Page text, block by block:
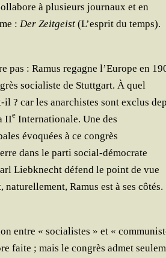
à plu­sieurs jour­naux et en
: Der Zeit­geist (L’esprit du temps).
pas : Ramus regagne l’Europe en
socia­liste de Stutt­gart. À quel
? car les anar­chistes sont exclus
IIe Inter­na­tio­nale. Une des
évo­quées à ce congrès
dans le par­ti social-démocrate
Liebk­necht défend le point de vue
Ramus est à ses côtés.
entre « socia­listes » et «
faite ; mais le congrès admet